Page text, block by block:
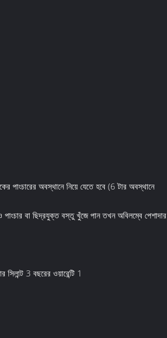
পাংচারের অবস্থানে নিয়ে যেতে হবে (6 টার অবস্থানে
পাংচার বা ছিদ্রযুক্ত বস্তু খুঁজে পান তখন অবিলম্বে পেশাদার